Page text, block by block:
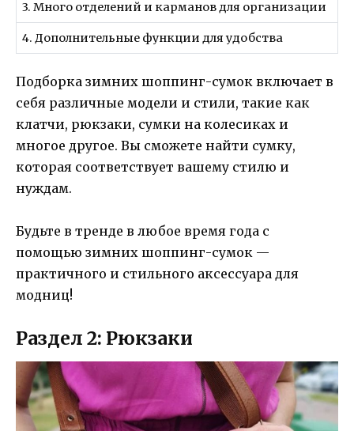
3. Много отделений и карманов для организации
4. Дополнительные функции для удобства
Подборка зимних шоппинг-сумок включает в
себя различные модели и стили, такие как
клатчи, рюкзаки, сумки на колесиках и
многое другое. Вы сможете найти сумку,
которая соответствует вашему стилю и
нуждам.
Будьте в тренде в любое время года с
помощью зимних шоппинг-сумок —
практичного и стильного аксессуара для
модниц!
Раздел 2: Рюкзаки